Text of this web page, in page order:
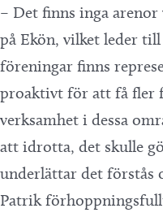
– Det finns inga
på Ekön, vilket leder
föreningar finns
proaktivt för att få fler
verksamhet i dessa
att idrotta, det skulle
underlättar det förstås
Patrik